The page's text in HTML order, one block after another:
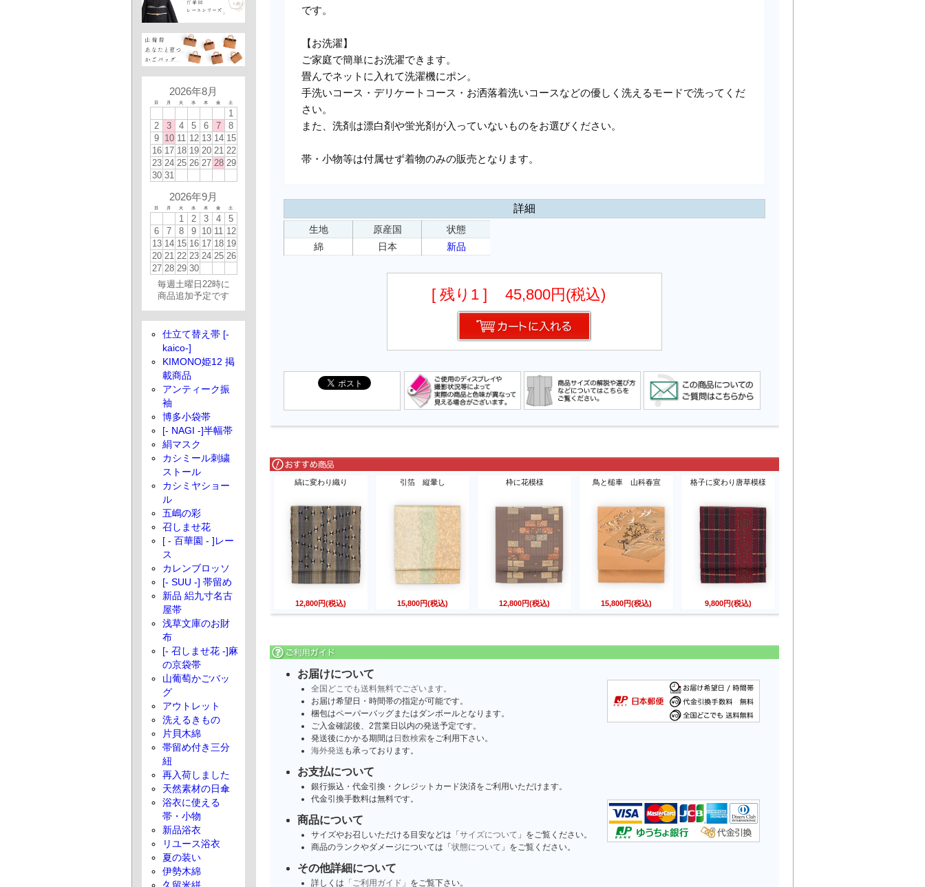
です。
【お洗濯】
ご家庭で簡単にお洗濯できます。
畳んでネットに入れて洗濯機にポン。
手洗いコース・デリケートコース・お洒落着洗いコースなどの優しく洗えるモードで洗ってくだ
さい。
また、洗剤は漂白剤や蛍光剤が入っていないものをお選びください。
帯・小物等は付属せず着物のみの販売となります。
詳細
生地
綿
原産国
日本
状態
新品
[ 残り1 ] 45,800円(税込)
縞に変わり織り
12,800円(税込)
引箔 縦暈し
15,800円(税込)
枠に花模様
12,800円(税込)
鳥と槌車 山科春宣
15,800円(税込)
格子に変わり唐草模様
9,800円(税込)
お届けについて
全国どこでも送料無料でございます。
お届け希望日・時間帯の指定が可能です。
梱包はペーパーバッグまたはダンボールとなります。
ご入金確認後、2営業日以内の発送予定です。
発送後にかかる期間は 日数検索をご利用下さい。
海外発送 も承っております。
お支払について
銀行振込・代金引換・クレジットカード決済をご利用いただけます。
代金引換手数料は無料です。
商品について
サイズやお召しいただける目安などは「 サイズについて 」をご覧ください。
商品のランクやダメージについては「 状態について 」をご覧ください。
その他詳細について
詳しくは 「ご利用ガイド」 をご覧下さい。
2026年8月
日 月 火 水 木 金 土
1
2
3 4 5 6 7
8
9 10 11 12 13 14 15
16 17 18 19 20 21 22
23 24 25 26 27 28 29
30 31
2026年9月
日 月 火 水 木 金 土
1 2 3 4
5
6
7 8 9 10 11 12
13 14 15 16 17 18 19
20 21 22 23 24 25 26
27 28 29 30
毎週土曜日22時に
商品追加予定です
仕立て替え帯 [-
kaico-]
KIMONO姫12 掲
載商品
アンティーク振
袖
博多小袋帯
[- NAGI -]半幅帯
絹マスク
カシミール刺繍
ストール
カシミヤショー
ル
五嶋の彩
召しませ花
[ - 百華園 - ]レー
ス
カレンブロッソ
[- SUU -] 帯留め
新品 絽九寸名古
屋帯
浅草文庫のお財
布
[- 召しませ花 -]麻
の京袋帯
山葡萄かごバッ
グ
アウトレット
洗えるきもの
片貝木綿
帯留め付き三分
紐
再入荷しました
天然素材の日傘
浴衣に使える
帯・小物
新品浴衣
リユース浴衣
夏の装い
伊勢木綿